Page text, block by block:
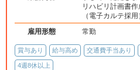
リハビリ計画書
（電子カルテ採
雇用形態
常勤
賞与あり 給与高め 交通費手当あり
4週8休以上